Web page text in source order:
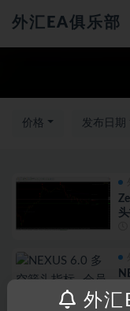
外汇EA俱乐部
价格 发布日期
外汇